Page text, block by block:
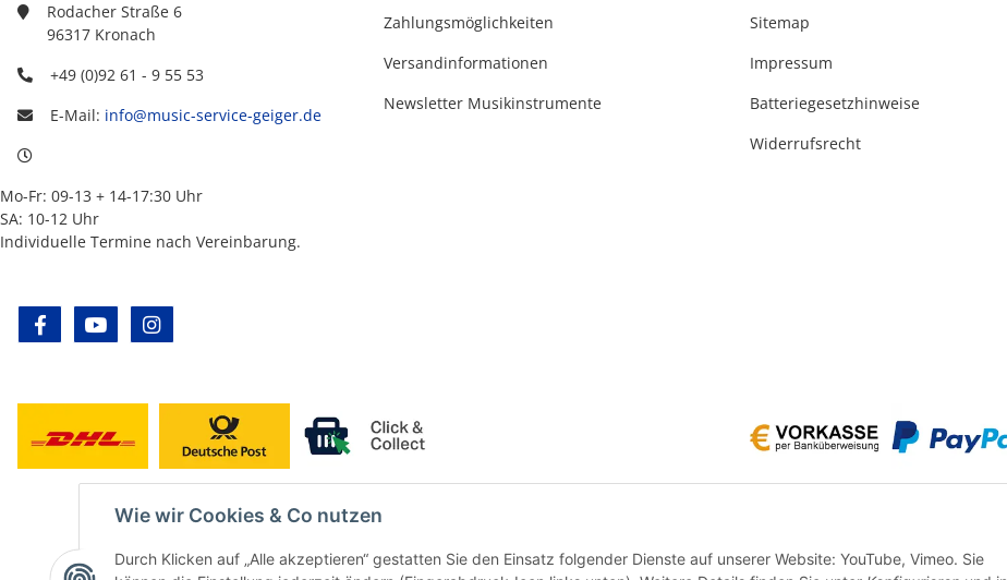
Wie wir Cookies & Co nutzen
Durch Klicken auf „Alle akzeptieren“ gestatten Sie den Einsatz folgender Dienste auf unserer Website: YouTube, Vimeo. Sie
Rodacher Straße 6
96317 Kronach
+49 (0)92 61 - 9 55 53
E-Mail: info@music-service-geiger.de
Mo-Fr: 09-13 + 14-17:30 Uhr
SA: 10-12 Uhr
Individuelle Termine nach Vereinbarung.
facebookyoutube
Zahlungsmöglichkeiten
Versandinformationen
Newsletter Musikinstrumente
Sitemap
Impressum
Batteriegesetzhinweise
Widerrufsrecht
VERTRAG WIDERRUFEN